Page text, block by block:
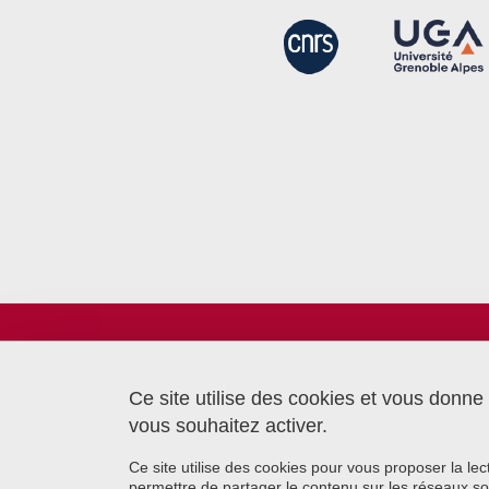
6 chemin Saint Ferjus
38700 La Tronche
Ce site utilise des cookies et vous
vous souhaitez activer.
Ce site utilise des cookies pour vous proposer la